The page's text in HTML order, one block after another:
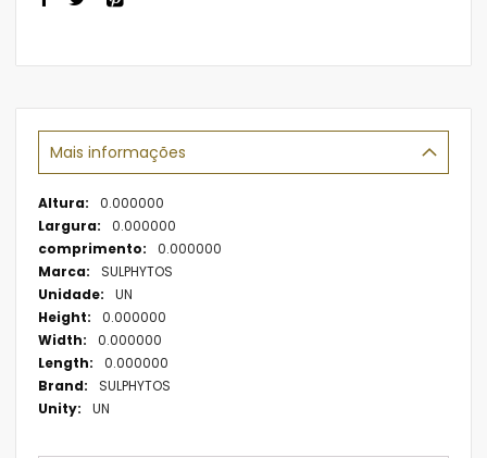
Mais informações
Mais
informações
0.000000
0.000000
0.000000
SULPHYTOS
UN
0.000000
0.000000
0.000000
SULPHYTOS
UN